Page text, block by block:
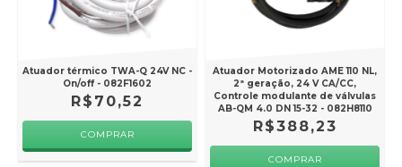
Atuador térmico TWA-Q 24V NC -
On/off - 082F1602
R$70,52
Atuador Motorizado AME 110 NL,
2ª geração, 24 V CA/CC,
Controle modulante de válvulas
AB-QM 4.0 DN 15-32 - 082H8110
R$388,23